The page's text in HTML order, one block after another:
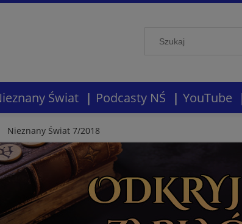
Świat Podcasty NŚ YouTube
Nieznany Świat 7/2018